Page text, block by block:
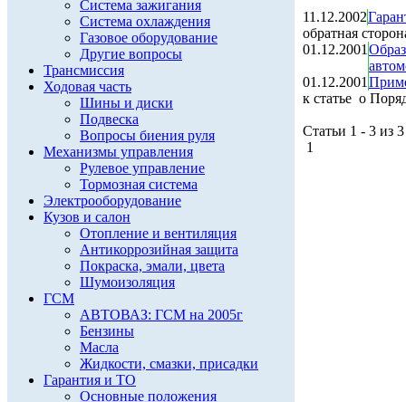
Система зажигания
Система охлаждения
Газовое оборудование
Другие вопросы
Трансмиссия
Ходовая часть
Шины и диски
Подвеска
Вопросы биения руля
Механизмы управления
Рулевое управление
Тормозная система
Электрооборудование
Кузов и салон
Отопление и вентиляция
Антикоррозийная защита
Покраска, эмали, цвета
Шумоизоляция
ГСМ
АВТОВАЗ: ГСМ на 2005г
Бензины
Масла
Жидкости, смазки, присадки
Гарантия и ТО
Основные положения
11.12.2002
обратная
01.12.2001
01.12.2001
к статье о
Статьи 1 - 3 из 3
1